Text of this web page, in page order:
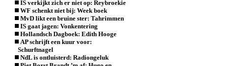
IS verkijkt zich er niet op: Reybroekie
WF schenkt niet bij: Week boek
MvD likt een bruine ster: Tahrimmen
IS gaat jagen: Vonkentering
Hollandsch Dagboek: Edith Hooge
AP schrijft een kuur voor:
Schurftnagel
NdL is ontluisterd: Radiongeluk